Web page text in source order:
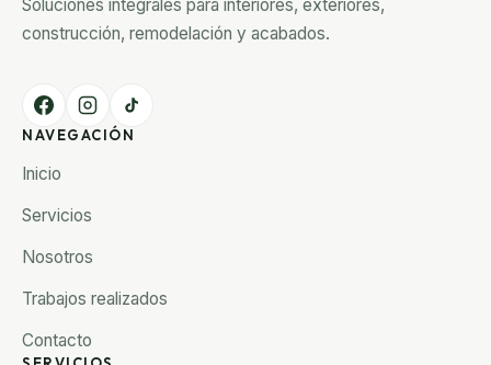
Soluciones integrales para interiores, exteriores,
construcción, remodelación y acabados.
NAVEGACIÓN
Inicio
Servicios
Nosotros
Trabajos realizados
Contacto